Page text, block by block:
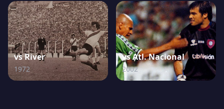
vs River
1972
vs Atl. Nacional
2002